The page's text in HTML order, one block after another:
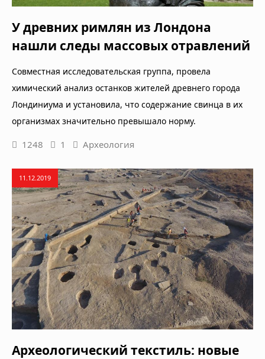
У древних римлян из Лондона
нашли следы массовых отравлений
Совместная исследовательская группа, провела
химический анализ останков жителей древнего города
Лондиниума и установила, что содержание свинца в их
организмах значительно превышало норму.
1248 1 Археология
11.12.2019
Археологический текстиль: новые